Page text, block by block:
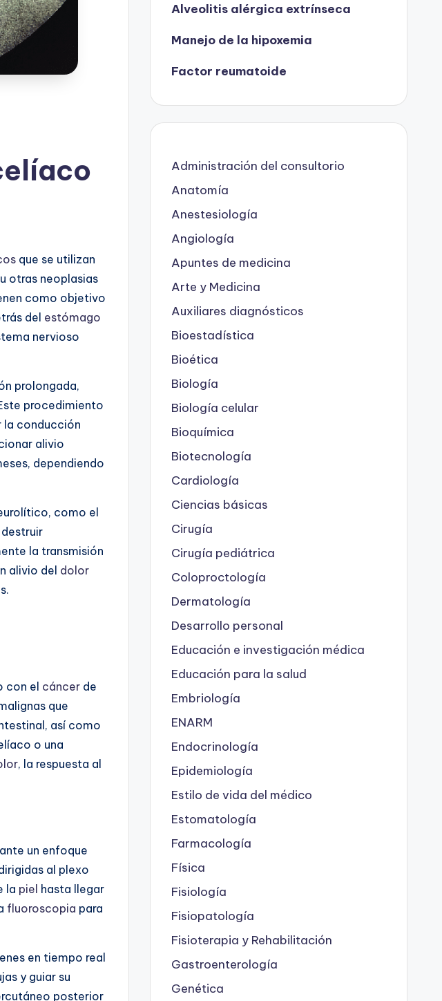
que se utilizan
otras neoplasias
como objetivo
del estómago
nervioso
prolongada,
procedimiento
la conducción
alivio
dependiendo
como el
la transmisión
alivio del dolor
con el cáncer de
que
así como
o una
, la respuesta al
un enfoque
al plexo
la piel hasta llegar
fluoroscopia para
en tiempo real
y guiar su
posterior
Alveolitis alérgica extrínseca
Manejo de la hipoxemia
Factor reumatoide
Administración del consultorio
Anatomía
Anestesiología
Angiología
Apuntes de medicina
Arte y Medicina
Auxiliares diagnósticos
Bioestadística
Bioética
Biología
Biología celular
Bioquímica
Biotecnología
Cardiología
Ciencias básicas
Cirugía
Cirugía pediátrica
Coloproctología
Dermatología
Desarrollo personal
Educación e investigación médica
Educación para la salud
Embriología
ENARM
Endocrinología
Epidemiología
Estilo de vida del médico
Estomatología
Farmacología
Física
Fisiología
Fisiopatología
Fisioterapia y Rehabilitación
Gastroenterología
Genética